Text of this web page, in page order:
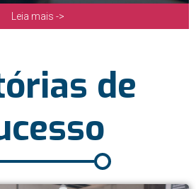
Leia mais ->
de